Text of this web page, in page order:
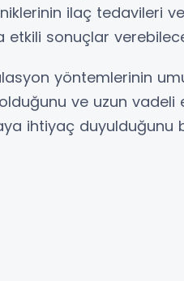
ilaç tedavileri
etkili sonuçlar
yöntemlerinin
ve uzun
ihtiyaç duyulduğunu